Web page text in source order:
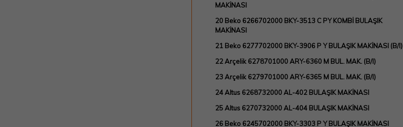
MAKİNASI
20 Beko 6266702000 BKY-3513 C PY KOMBİ BULAŞIK
MAKİNASI
21 Beko 6277702000 BKY-3906 P Y BULAŞIK MAKİNASI (B/I)
22 Arçelik 6278701000 ARY-6360 M BUL. MAK. (B/I)
23 Arçelik 6279701000 ARY-6365 M BUL. MAK. (B/I)
24 Altus 6268732000 AL-402 BULAŞIK MAKİNASI
25 Altus 6270732000 AL-404 BULAŞIK MAKİNASI
26 Beko 6245702000 BKY-3303 P Y BULAŞIK MAKİNASI